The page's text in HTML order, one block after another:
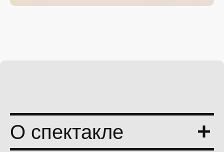
О спектакле